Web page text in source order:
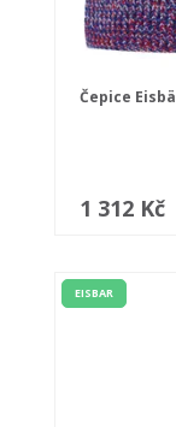
Čepice
1 312 Kč
EISBAR